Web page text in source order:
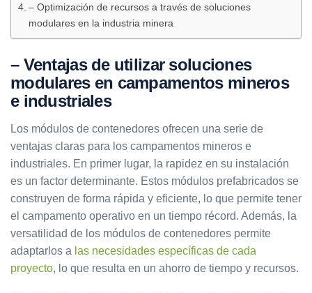
– Optimización de recursos a través de soluciones
modulares en la industria minera
– Ventajas de utilizar soluciones
modulares en campamentos mineros
e industriales
Los módulos de contenedores ofrecen una serie de
ventajas claras para los campamentos mineros e
industriales. En primer lugar, la rapidez en su instalación
es un factor determinante. Estos módulos prefabricados se
construyen de forma rápida y eficiente, lo que permite tener
el campamento operativo en un tiempo récord. Además, la
versatilidad de los módulos de contenedores permite
adaptarlos a las necesidades específicas de cada
proyecto, lo que resulta en un ahorro de tiempo y recursos.